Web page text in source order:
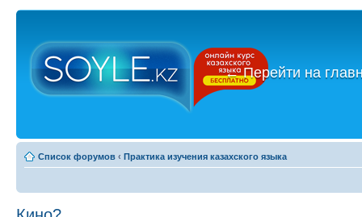
←Перейти на
Список форумов ‹ Практика изучения казахского языка